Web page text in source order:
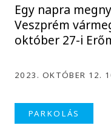
Egy napra
Veszprém
október 27-i
2023. OKTÓBER 12.
PARKOLÁS